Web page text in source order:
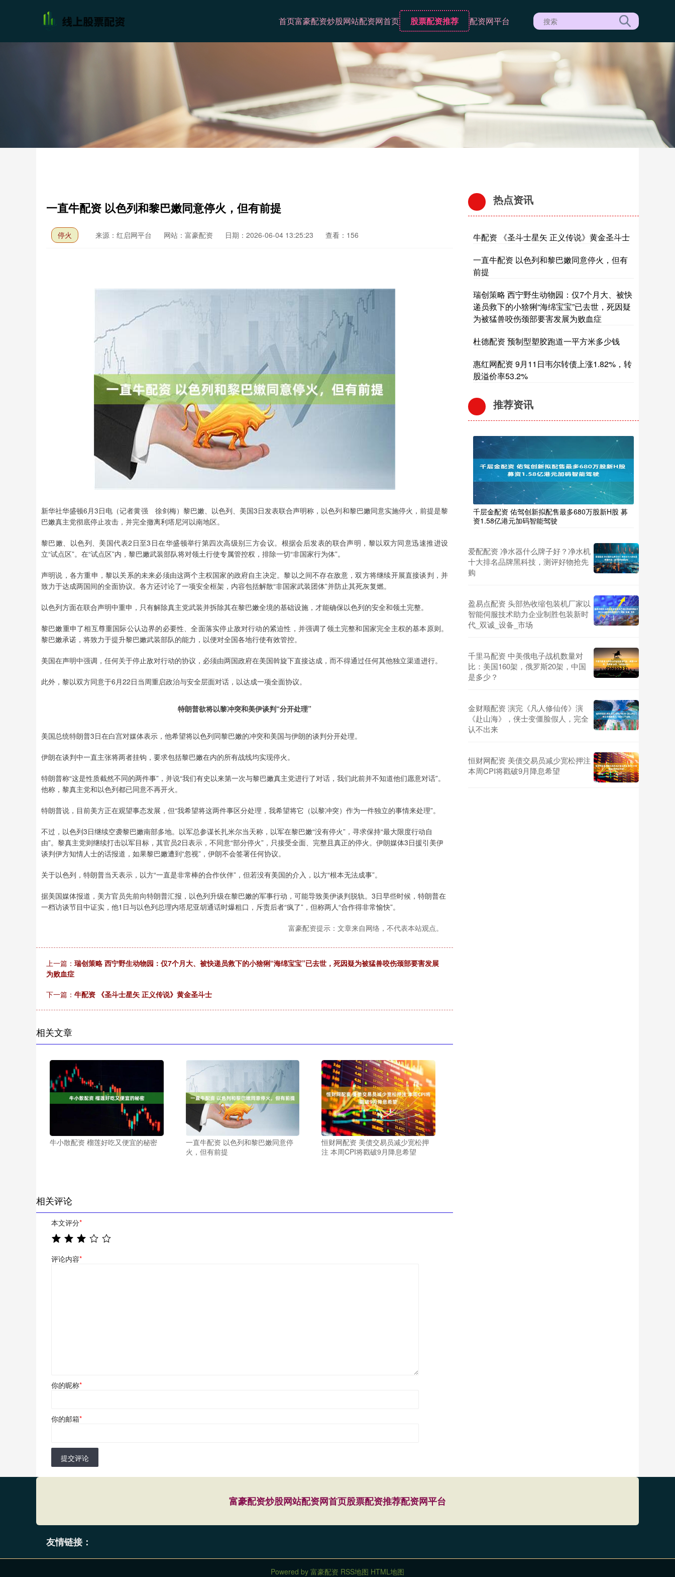
首页富豪配资炒股网站配资网首页 股票配资推荐 配资网平台
一直牛配资 以色列和黎巴嫩同意停火，但有前提
停火 来源：红启网平台 网站：富豪配资 日期：2026-06-04 13:25:23 查看：156
新华社华盛顿6月3日电（记者黄强 徐剑梅）黎巴嫩、以色列、美国3日发表联合声明称，以色列和黎巴嫩同意实施停火，前提是黎
巴嫩真主党彻底停止攻击，并完全撤离利塔尼河以南地区。
黎巴嫩、以色列、美国代表2日至3日在华盛顿举行第四次高级别三方会议。根据会后发表的联合声明，黎以双方同意迅速推进设
立“试点区”。在“试点区”内，黎巴嫩武装部队将对领土行使专属管控权，排除一切“非国家行为体”。
声明说，各方重申，黎以关系的未来必须由这两个主权国家的政府自主决定。黎以之间不存在敌意，双方将继续开展直接谈判，并
致力于达成两国间的全面协议。各方还讨论了一项安全框架，内容包括解散“非国家武装团体”并防止其死灰复燃。
以色列方面在联合声明中重申，只有解除真主党武装并拆除其在黎巴嫩全境的基础设施，才能确保以色列的安全和领土完整。
黎巴嫩重申了相互尊重国际公认边界的必要性、全面落实停止敌对行动的紧迫性，并强调了领土完整和国家完全主权的基本原则。
黎巴嫩承诺，将致力于提升黎巴嫩武装部队的能力，以便对全国各地行使有效管控。
美国在声明中强调，任何关于停止敌对行动的协议，必须由两国政府在美国斡旋下直接达成，而不得通过任何其他独立渠道进行。
此外，黎以双方同意于6月22日当周重启政治与安全层面对话，以达成一项全面协议。
特朗普欲将以黎冲突和美伊谈判“分开处理”
美国总统特朗普3日在白宫对媒体表示，他希望将以色列同黎巴嫩的冲突和美国与伊朗的谈判分开处理。
伊朗在谈判中一直主张将两者挂钩，要求包括黎巴嫩在内的所有战线均实现停火。
特朗普称“这是性质截然不同的两件事”，并说“我们有史以来第一次与黎巴嫩真主党进行了对话，我们此前并不知道他们愿意对话”。
他称，黎真主党和以色列都已同意不再开火。
特朗普说，目前美方正在观望事态发展，但“我希望将这两件事区分处理，我希望将它（以黎冲突）作为一件独立的事情来处理”。
不过，以色列3日继续空袭黎巴嫩南部多地。以军总参谋长扎米尔当天称，以军在黎巴嫩“没有停火”，寻求保持“最大限度行动自
由”。黎真主党则继续打击以军目标，其官员2日表示，不同意“部分停火”，只接受全面、完整且真正的停火。伊朗媒体3日援引美伊
谈判伊方知情人士的话报道，如果黎巴嫩遭到“忽视”，伊朗不会签署任何协议。
关于以色列，特朗普当天表示，以方“一直是非常棒的合作伙伴”，但若没有美国的介入，以方“根本无法成事”。
据美国媒体报道，美方官员先前向特朗普汇报，以色列升级在黎巴嫩的军事行动，可能导致美伊谈判脱轨。3日早些时候，特朗普在
一档访谈节目中证实，他1日与以色列总理内塔尼亚胡通话时爆粗口，斥责后者“疯了”，但称两人“合作得非常愉快”。
富豪配资提示：文章来自网络，不代表本站观点。
上一篇： 瑞创策略 西宁野生动物园：仅7个月大、被快递员救下的小猞猁“海绵宝宝”已去世，死因疑为被猛兽咬伤颈部要害发展
为败血症
下一篇： 牛配资 《圣斗士星矢 正义传说》黄金圣斗士
相关文章
牛小散配资 榴莲好吃又便宜的秘密
一直牛配资 以色列和黎巴嫩同意停
火，但有前提
恒财网配资 美债交易员减少宽松押
注 本周CPI将戳破9月降息希望
相关评论
本文评分*
评论内容*
你的昵称*
你的邮箱*
提交评论
热点资讯
牛配资 《圣斗士星矢 正义传说》黄金圣斗士
一直牛配资 以色列和黎巴嫩同意停火，但有
前提
瑞创策略 西宁野生动物园：仅7个月大、被快
递员救下的小猞猁“海绵宝宝”已去世，死因疑
为被猛兽咬伤颈部要害发展为败血症
杜德配资 预制型塑胶跑道一平方米多少钱
惠红网配资 9月11日韦尔转债上涨1.82%，转
股溢价率53.2%
推荐资讯
千层金配资 佑驾创新拟配售最多680万股新H股 募
资1.58亿港元加码智能驾驶
爱配配资 净水器什么牌子好？净水机
十大排名品牌黑科技，测评好物抢先
购
盈易点配资 头部热收缩包装机厂家以
智能伺服技术助力企业制胜包装新时
代_双诚_设备_市场
千里马配资 中美俄电子战机数量对
比：美国160架，俄罗斯20架，中国
是多少？
金财顺配资 演完《凡人修仙传》演
《赴山海》，侠士变僵脸假人，完全
认不出来
恒财网配资 美债交易员减少宽松押注
本周CPI将戳破9月降息希望
富豪配资炒股网站配资网首页股票配资推荐配资网平台
友情链接：
Powered by 富豪配资 RSS地图 HTML地图